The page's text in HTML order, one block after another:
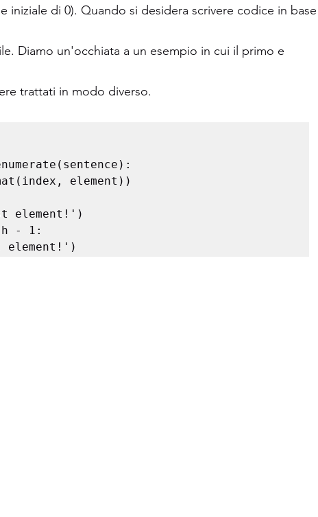
iniziale di 0). Quando si desidera scrivere codice in base
Diamo un'occhiata a un esempio in cui il primo e
trattati in modo diverso.
element!')